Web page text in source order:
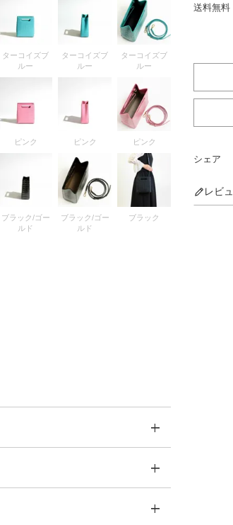
ターコイズブ
ルー
ターコイズブ
ルー
ターコイズブ
ルー
ピンク ピンク ピンク
ブラック/ゴー
ルド
ブラック/ゴー
ルド
ブラック
送料無料
シェア
レビ
す。